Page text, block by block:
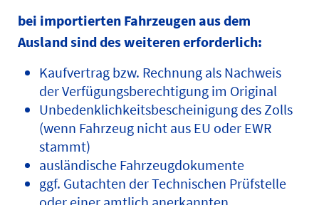
bei importierten Fahrzeugen aus dem
Ausland sind des weiteren erforderlich:
Kaufvertrag bzw. Rechnung als Nachweis
der Verfügungsberechtigung im Original
Unbedenklichkeitsbescheinigung des Zolls
(wenn Fahrzeug nicht aus EU oder EWR
stammt)
ausländische Fahrzeugdokumente
ggf. Gutachten der Technischen Prüfstelle